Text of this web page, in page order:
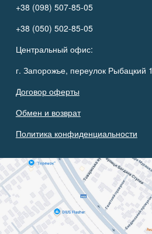
+38 (098) 507-85-05
+38 (050) 502-85-05
Центральный офис:
г. Запорожье, переулок Рыбацкий 1
Договор оферты
Обмен и возврат
Политика конфиденциальности